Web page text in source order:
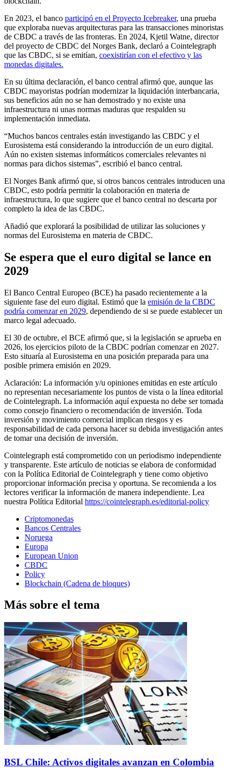
En 2023, el banco participó en el Proyecto Icebreaker, una prueba
que exploraba nuevas arquitecturas para las transacciones minoristas
de CBDC a través de las fronteras. En 2024, Kjetil Watne, director
del proyecto de CBDC del Norges Bank, declaró a Cointelegraph
que las CBDC, si se emitían, coexistirían con el efectivo y las
monedas digitales.
En su última declaración, el banco central afirmó que, aunque las
CBDC mayoristas podrían modernizar la liquidación interbancaria,
sus beneficios aún no se han demostrado y no existe una
infraestructura ni unas normas maduras que respalden su
implementación inmediata.
“Muchos bancos centrales están investigando las CBDC y el
Eurosistema está considerando la introducción de un euro digital.
Aún no existen sistemas informáticos comerciales relevantes ni
normas para dichos sistemas”, escribió el banco central.
El Norges Bank afirmó que, si otros bancos centrales introducen una
CBDC, esto podría permitir la colaboración en materia de
infraestructura, lo que sugiere que el banco central no descarta por
completo la idea de las CBDC.
Añadió que explorará la posibilidad de utilizar las soluciones y
normas del Eurosistema en materia de CBDC.
Se espera que el euro digital se lance en
2029
El Banco Central Europeo (BCE) ha pasado recientemente a la
siguiente fase del euro digital. Estimó que la emisión de la CBDC
podría comenzar en 2029, dependiendo de si se puede establecer un
marco legal adecuado.
El 30 de octubre, el BCE afirmó que, si la legislación se aprueba en
2026, los ejercicios piloto de la CBDC podrían comenzar en 2027.
Esto situaría al Eurosistema en una posición preparada para una
posible primera emisión en 2029.
Aclaración: La información y/u opiniones emitidas en este artículo
no representan necesariamente los puntos de vista o la línea editorial
de Cointelegraph. La información aquí expuesta no debe ser tomada
como consejo financiero o recomendación de inversión. Toda
inversión y movimiento comercial implican riesgos y es
responsabilidad de cada persona hacer su debida investigación antes
de tomar una decisión de inversión.
Cointelegraph está comprometido con un periodismo independiente
y transparente. Este artículo de noticias se elabora de conformidad
con la Política Editorial de Cointelegraph y tiene como objetivo
proporcionar información precisa y oportuna. Se recomienda a los
lectores verificar la información de manera independiente. Lea
nuestra Política Editorial https://cointelegraph.es/editorial-policy
Criptomonedas
Bancos Centrales
Noruega
Europa
European Union
CBDC
Policy
Blockchain (Cadena de bloques)
Más sobre el tema
BSL Chile: Activos digitales avanzan en Colombia